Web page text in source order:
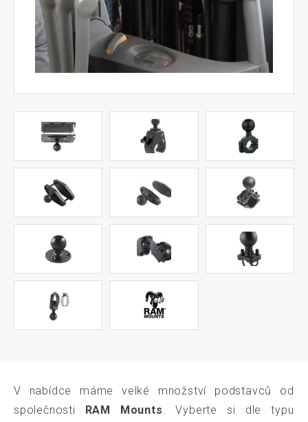
V nabídce máme velké množství podstavců od
společnosti RAM Mounts. Vyberte si dle typu